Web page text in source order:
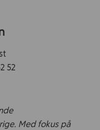
52
Med fokus på